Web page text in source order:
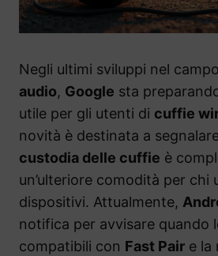
Negli ultimi sviluppi nel
audio, Google sta
utile per gli utenti di cuffie
novità è destinata a
custodia delle cuffie è
un’ulteriore comodità per chi
dispositivi. Attualmente,
notifica per avvisare quando
compatibili con Fast Pair e la